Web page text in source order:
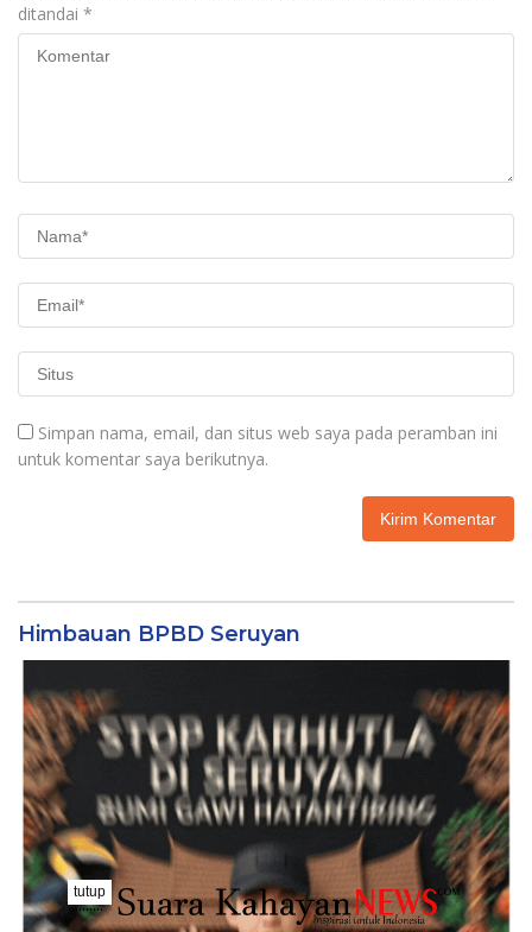
ditandai *
Simpan nama, email, dan situs web saya pada peramban ini
untuk komentar saya berikutnya.
Himbauan BPBD Seruyan
tutup
..........